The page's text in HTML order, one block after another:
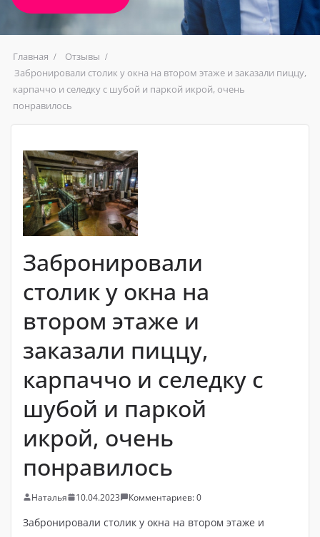
Главная
Отзывы
Забронировали столик у окна на втором этаже и заказали пиццу,
карпаччо и селедку с шубой и паркой икрой, очень
понравилось
Забронировали
столик у окна на
втором этаже и
заказали пиццу,
карпаччо и селедку с
шубой и паркой
икрой, очень
понравилось
Наталья 10.04.2023 Комментариев: 0
Забронировали столик у окна на втором этаже и